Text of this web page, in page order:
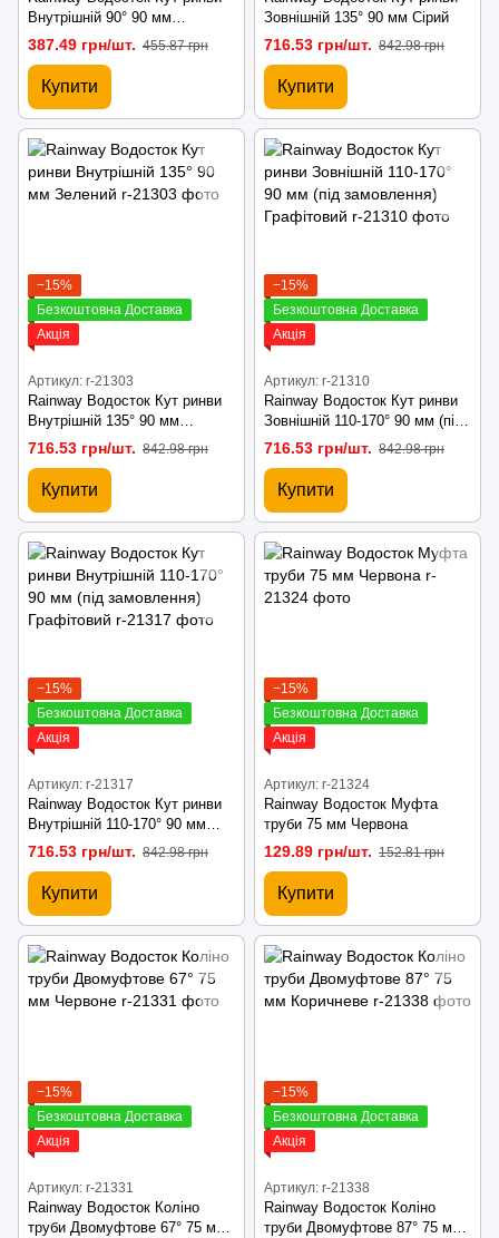
Внутрішній 90° 90 мм
Графітовий
387.49 грн/шт. 455.87 грн
Купити
Зовнішній 135° 90 мм Сірий
716.53 грн/шт. 842.98 грн
Купити
−15%
Безкоштовна Доставка
Акція
Артикул: r-21303
Rainway Водосток Кут ринви
Внутрішній 135° 90 мм
Зелений
716.53 грн/шт. 842.98 грн
Купити
−15%
Безкоштовна Доставка
Акція
Артикул: r-21310
Rainway Водосток Кут ринви
Зовнішній 110-170° 90 мм (під
замовлення) Графітовий
716.53 грн/шт. 842.98 грн
Купити
−15%
Безкоштовна Доставка
Акція
Артикул: r-21317
Rainway Водосток Кут ринви
Внутрішній 110-170° 90 мм
(під замовлення) Графітовий
716.53 грн/шт. 842.98 грн
Купити
−15%
Безкоштовна Доставка
Акція
Артикул: r-21324
Rainway Водосток Муфта
труби 75 мм Червона
129.89 грн/шт. 152.81 грн
Купити
−15%
Безкоштовна Доставка
Акція
Артикул: r-21331
Rainway Водосток Коліно
труби Двомуфтове 67° 75 мм
−15%
Безкоштовна Доставка
Акція
Артикул: r-21338
Rainway Водосток Коліно
труби Двомуфтове 87° 75 мм